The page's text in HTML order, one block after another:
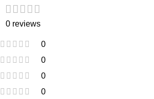
0 reviews
0
0
0
0